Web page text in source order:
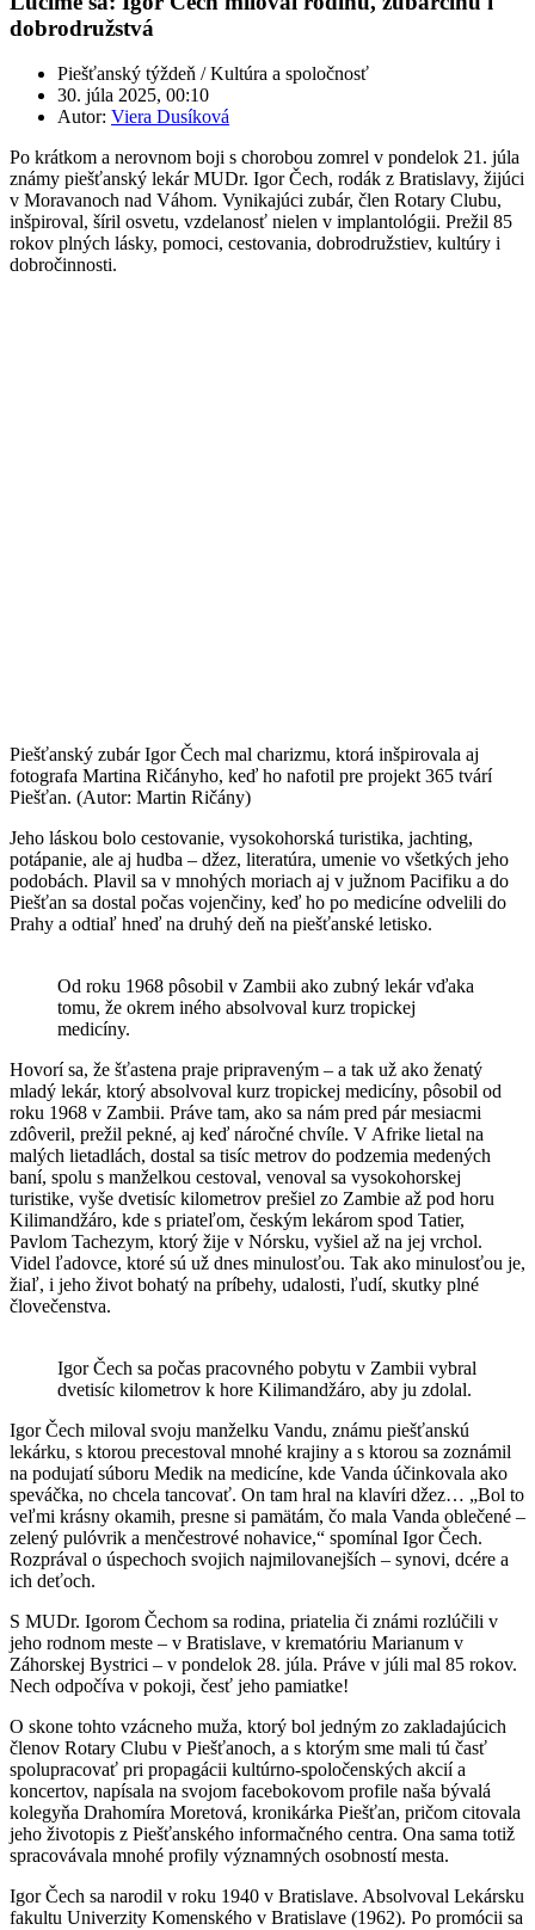
dobrodružstvá
Piešťanský týždeň / Kultúra a spoločnosť
30. júla 2025, 00:10
Autor: Viera Dusíková
Po krátkom a nerovnom boji s chorobou zomrel v pondelok 21. júla
známy piešťanský lekár MUDr. Igor Čech, rodák z Bratislavy, žijúci
v Moravanoch nad Váhom. Vynikajúci zubár, člen Rotary Clubu,
inšpiroval, šíril osvetu, vzdelanosť nielen v implantológii. Prežil 85
rokov plných lásky, pomoci, cestovania, dobrodružstiev, kultúry i
dobročinnosti.
Piešťanský zubár Igor Čech mal charizmu, ktorá inšpirovala aj
fotografa Martina Ričányho, keď ho nafotil pre projekt 365 tvárí
Piešťan. (Autor: Martin Ričány)
Jeho láskou bolo cestovanie, vysokohorská turistika, jachting,
potápanie, ale aj hudba – džez, literatúra, umenie vo všetkých jeho
podobách. Plavil sa v mnohých moriach aj v južnom Pacifiku a do
Piešťan sa dostal počas vojenčiny, keď ho po medicíne odvelili do
Prahy a odtiaľ hneď na druhý deň na piešťanské letisko.
Od roku 1968 pôsobil v Zambii ako zubný lekár vďaka
tomu, že okrem iného absolvoval kurz tropickej
medicíny.
Hovorí sa, že šťastena praje pripraveným – a tak už ako ženatý
mladý lekár, ktorý absolvoval kurz tropickej medicíny, pôsobil od
roku 1968 v Zambii. Práve tam, ako sa nám pred pár mesiacmi
zdôveril, prežil pekné, aj keď náročné chvíle. V Afrike lietal na
malých lietadlách, dostal sa tisíc metrov do podzemia medených
baní, spolu s manželkou cestoval, venoval sa vysokohorskej
turistike, vyše dvetisíc kilometrov prešiel zo Zambie až pod horu
Kilimandžáro, kde s priateľom, českým lekárom spod Tatier,
Pavlom Tachezym, ktorý žije v Nórsku, vyšiel až na jej vrchol.
Videl ľadovce, ktoré sú už dnes minulosťou. Tak ako minulosťou je,
žiaľ, i jeho život bohatý na príbehy, udalosti, ľudí, skutky plné
človečenstva.
Igor Čech sa počas pracovného pobytu v Zambii vybral
dvetisíc kilometrov k hore Kilimandžáro, aby ju zdolal.
Igor Čech miloval svoju manželku Vandu, známu piešťanskú
lekárku, s ktorou precestoval mnohé krajiny a s ktorou sa zoznámil
na podujatí súboru Medik na medicíne, kde Vanda účinkovala ako
speváčka, no chcela tancovať. On tam hral na klavíri džez… „Bol to
veľmi krásny okamih, presne si pamätám, čo mala Vanda oblečené –
zelený pulóvrik a menčestrové nohavice,“ spomínal Igor Čech.
Rozprával o úspechoch svojich najmilovanejších – synovi, dcére a
ich deťoch.
S MUDr. Igorom Čechom sa rodina, priatelia či známi rozlúčili v
jeho rodnom meste – v Bratislave, v krematóriu Marianum v
Záhorskej Bystrici – v pondelok 28. júla. Práve v júli mal 85 rokov.
Nech odpočíva v pokoji, česť jeho pamiatke!
O skone tohto vzácneho muža, ktorý bol jedným zo zakladajúcich
členov Rotary Clubu v Piešťanoch, a s ktorým sme mali tú časť
spolupracovať pri propagácii kultúrno-spoločenských akcií a
koncertov, napísala na svojom facebokovom profile naša bývalá
kolegyňa Drahomíra Moretová, kronikárka Piešťan, pričom citovala
jeho životopis z Piešťanského informačného centra. Ona sama totiž
spracovávala mnohé profily významných osobností mesta.
Igor Čech sa narodil v roku 1940 v Bratislave. Absolvoval Lekársku
fakultu Univerzity Komenského v Bratislave (1962). Po promócii sa